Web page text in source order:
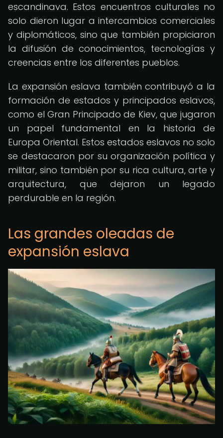
escandinava. Estos encuentros culturales no
solo dieron lugar a intercambios comerciales
y diplomáticos, sino que también propiciaron
la difusión de conocimientos, tecnologías y
creencias entre los diferentes pueblos.
La expansión eslava también contribuyó a la
formación de estados y principados eslavos,
como el Gran Principado de Kiev, que jugaron
un papel fundamental en la historia de
Europa Oriental. Estos estados eslavos no solo
se destacaron por su organización política y
militar, sino también por su rica cultura, arte y
arquitectura, que dejaron un legado
perdurable en la región.
Las grandes oleadas de
expansión eslava